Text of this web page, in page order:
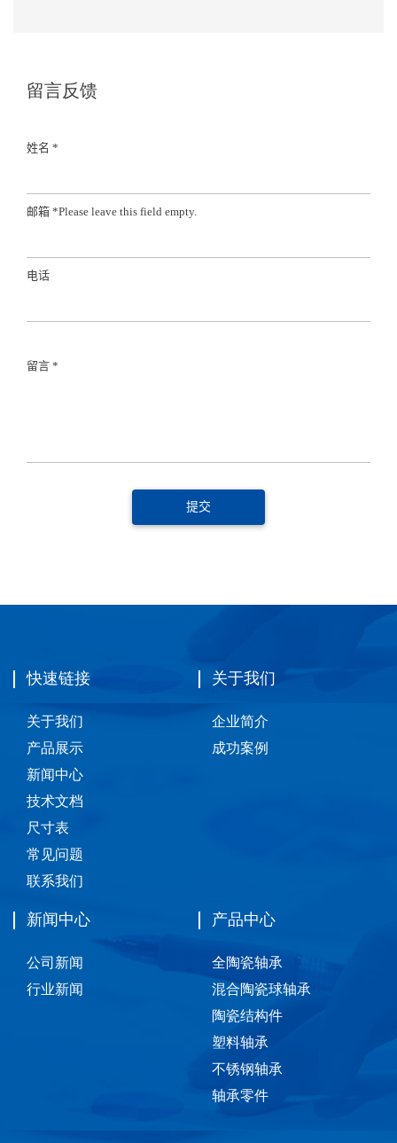
留言反馈
姓名 *
邮箱 *Please leave this field empty.
电话
留言 *
快速链接
关于我们
产品展示
新闻中心
技术文档
尺寸表
常见问题
联系我们
关于我们
企业简介
成功案例
新闻中心
公司新闻
行业新闻
产品中心
全陶瓷轴承
混合陶瓷球轴承
陶瓷结构件
塑料轴承
不锈钢轴承
轴承零件